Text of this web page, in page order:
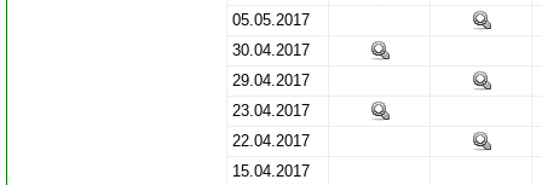
05.05.2017
30.04.2017
29.04.2017
23.04.2017
22.04.2017
15.04.2017